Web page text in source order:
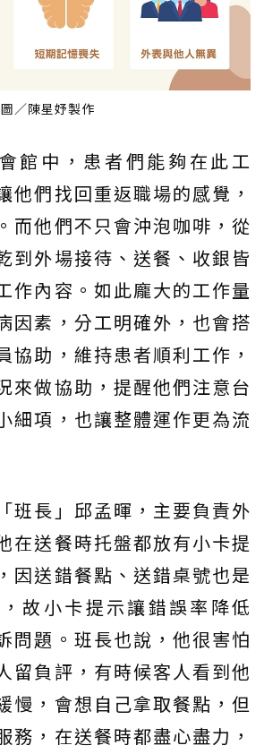
／陳星妤製作
館中，患者們能夠在此工
他們找回重返職場的感覺，
而他們不只會沖泡咖啡，從
到外場接待、送餐、收銀皆
作內容。如此龐大的工作量
因素，分工明確外，也會搭
協助，維持患者順利工作，
來做協助，提醒他們注意台
細項，也讓整體運作更為流
班長」邱孟暉，主要負責外
在送餐時托盤都放有小卡提
因送錯餐點、送錯桌號也是
故小卡提示讓錯誤率降低
問題。班長也說，他很害怕
留負評，有時候客人看到他
慢，會想自己拿取餐點，但
務，在送餐時都盡心盡力，